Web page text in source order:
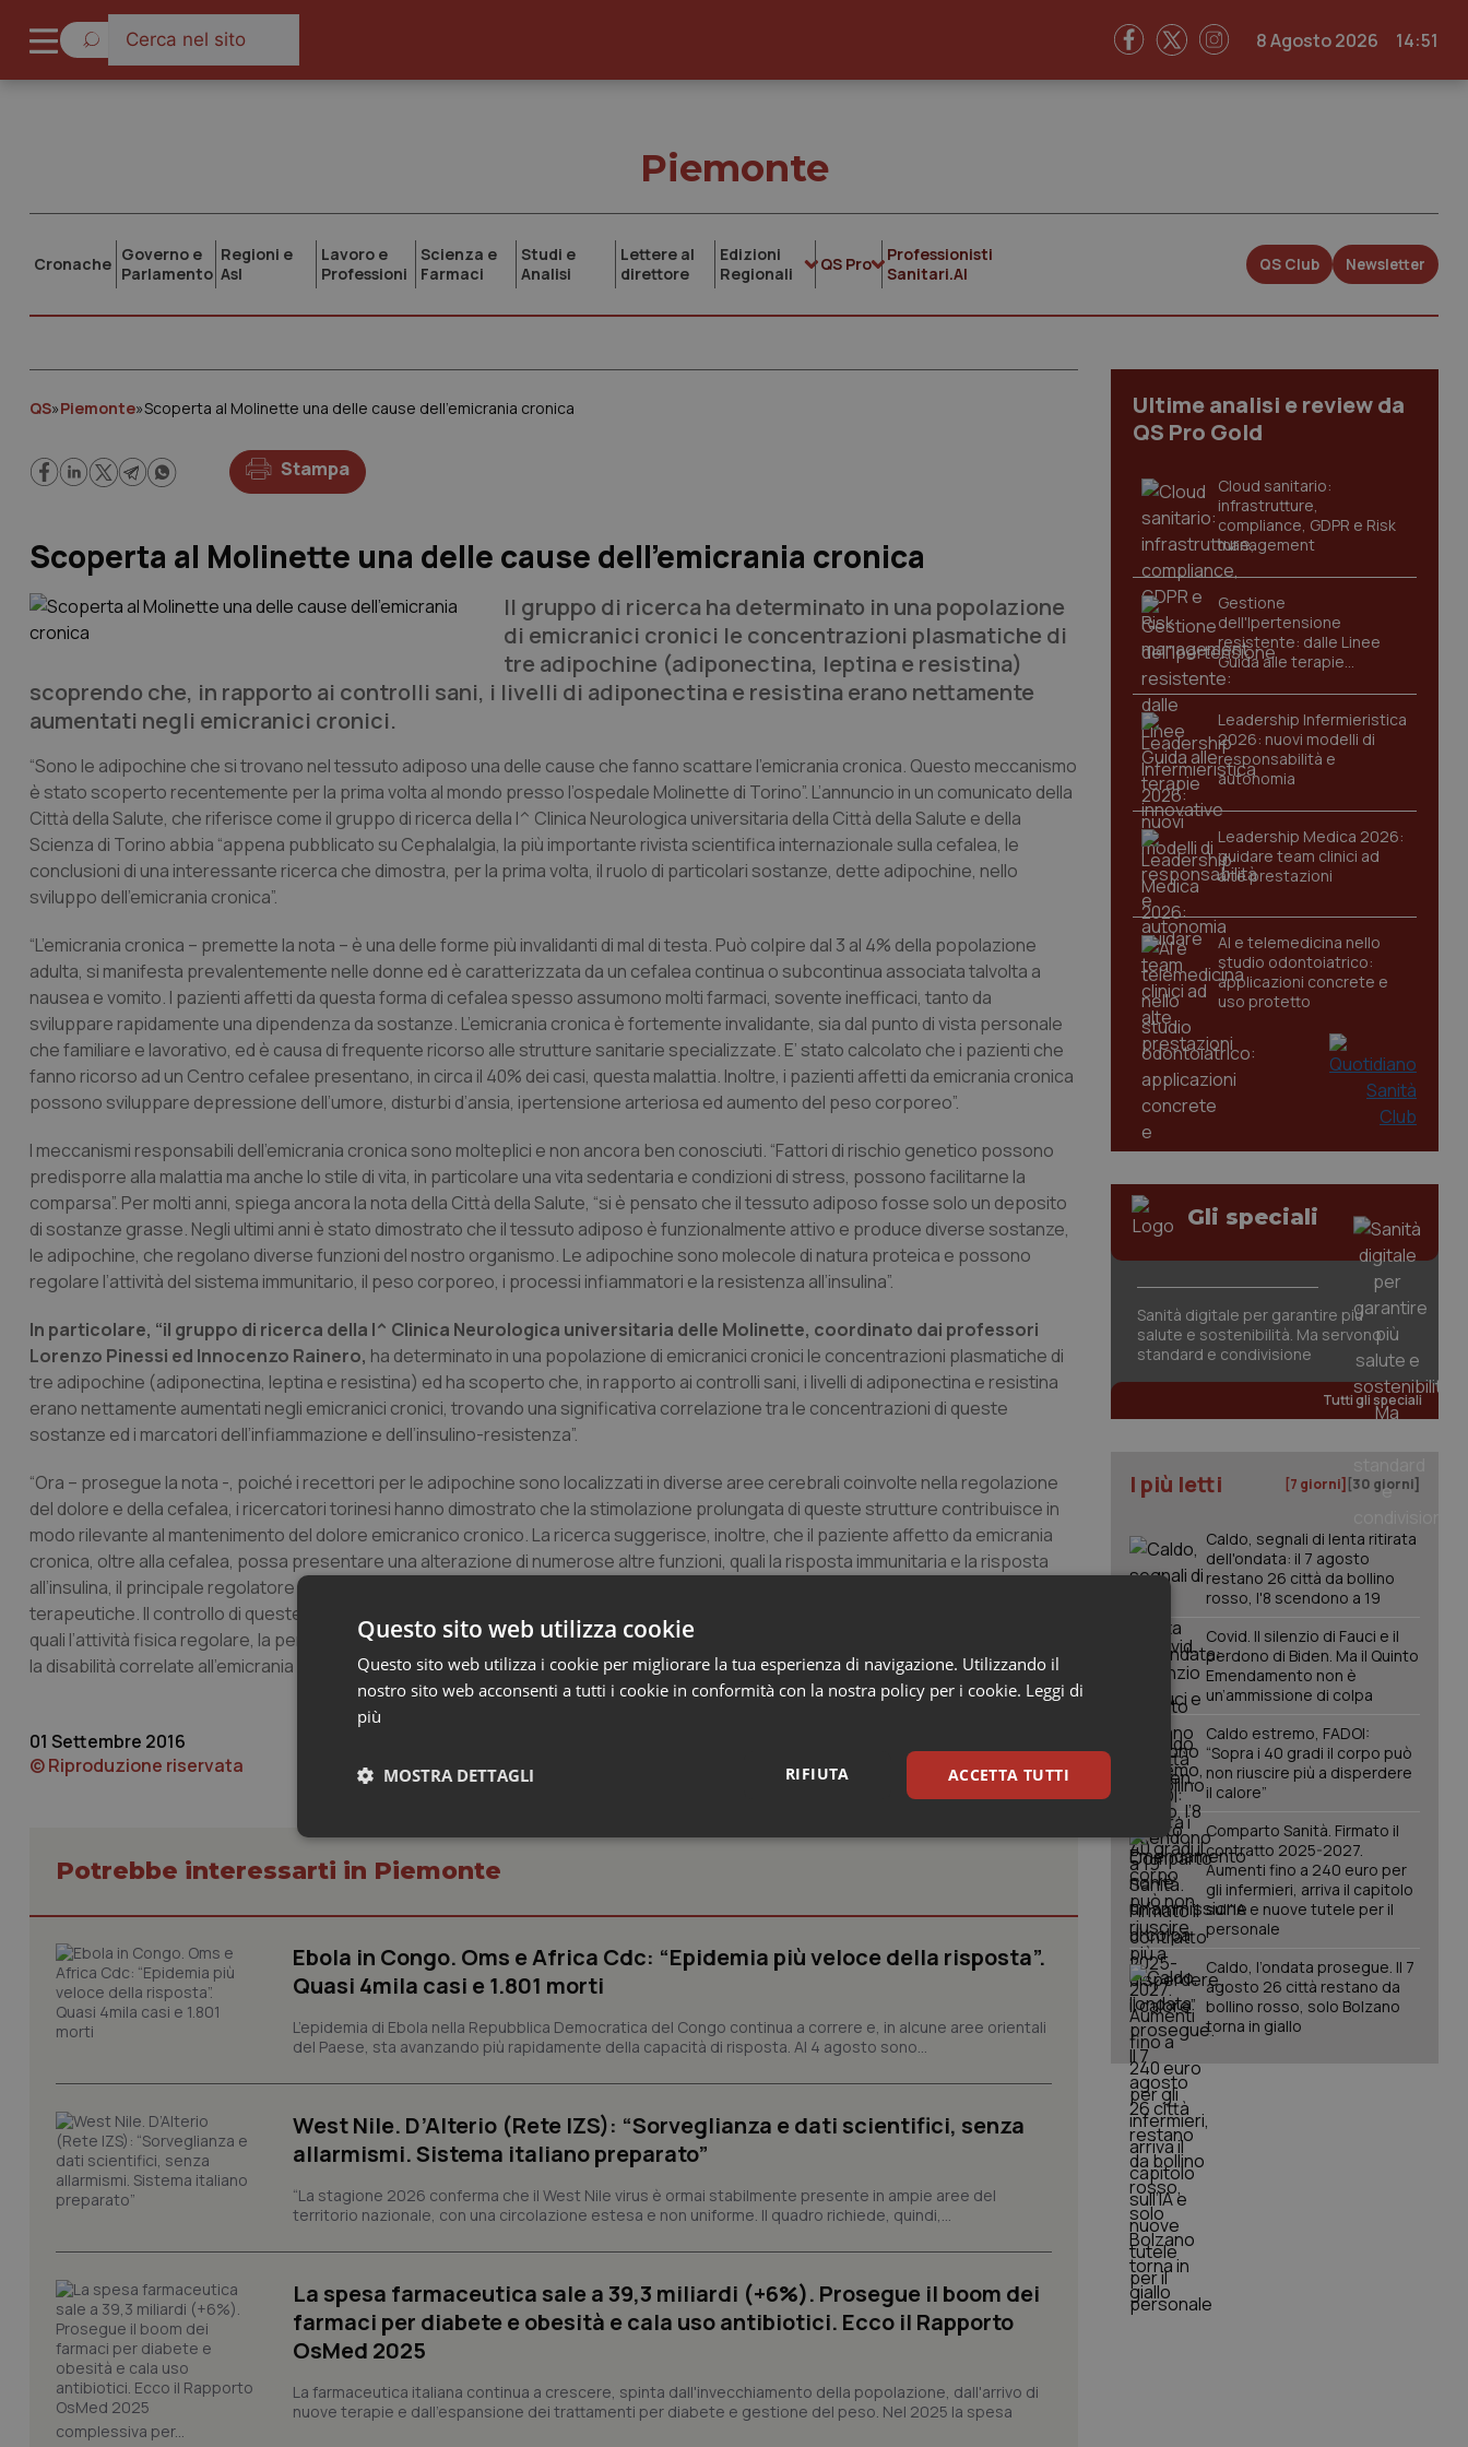
8 Agosto 2026 14:51
Piemonte
Cronache Governo e
Parlamento
Regioni e
Asl
Lavoro e
Professioni
Scienza e
Farmaci
Studi e
Analisi
Lettere al
direttore
Edizioni
Regionali
QS Pro
Professionisti
Sanitari.AI
QS Club Newsletter
QS»Piemonte»Scoperta al Molinette una delle cause dell’emicrania cronica
Stampa
Scoperta al Molinette una delle cause dell’emicrania cronica
Il gruppo di ricerca ha determinato in una popolazione
di emicranici cronici le concentrazioni plasmatiche di
tre adipochine (adiponectina, leptina e resistina)
scoprendo che, in rapporto ai controlli sani, i livelli di adiponectina e resistina erano nettamente
aumentati negli emicranici cronici.
“Sono le adipochine che si trovano nel tessuto adiposo una delle cause che fanno scattare l'emicrania cronica. Questo meccanismo
è stato scoperto recentemente per la prima volta al mondo presso l’ospedale Molinette di Torino”. L’annuncio in un comunicato della
Città della Salute, che riferisce come il gruppo di ricerca della I^ Clinica Neurologica universitaria della Città della Salute e della
Scienza di Torino abbia “appena pubblicato su Cephalalgia, la più importante rivista scientifica internazionale sulla cefalea, le
conclusioni di una interessante ricerca che dimostra, per la prima volta, il ruolo di particolari sostanze, dette adipochine, nello
sviluppo dell’emicrania cronica”.
“L’emicrania cronica – premette la nota – è una delle forme più invalidanti di mal di testa. Può colpire dal 3 al 4% della popolazione
adulta, si manifesta prevalentemente nelle donne ed è caratterizzata da un cefalea continua o subcontinua associata talvolta a
nausea e vomito. I pazienti affetti da questa forma di cefalea spesso assumono molti farmaci, sovente inefficaci, tanto da
sviluppare rapidamente una dipendenza da sostanze. L’emicrania cronica è fortemente invalidante, sia dal punto di vista personale
che familiare e lavorativo, ed è causa di frequente ricorso alle strutture sanitarie specializzate. E’ stato calcolato che i pazienti che
fanno ricorso ad un Centro cefalee presentano, in circa il 40% dei casi, questa malattia. Inoltre, i pazienti affetti da emicrania cronica
possono sviluppare depressione dell’umore, disturbi d’ansia, ipertensione arteriosa ed aumento del peso corporeo”.
I meccanismi responsabili dell’emicrania cronica sono molteplici e non ancora ben conosciuti. “Fattori di rischio genetico possono
predisporre alla malattia ma anche lo stile di vita, in particolare una vita sedentaria e condizioni di stress, possono facilitarne la
comparsa”. Per molti anni, spiega ancora la nota della Città della Salute, “si è pensato che il tessuto adiposo fosse solo un deposito
di sostanze grasse. Negli ultimi anni è stato dimostrato che il tessuto adiposo è funzionalmente attivo e produce diverse sostanze,
le adipochine, che regolano diverse funzioni del nostro organismo. Le adipochine sono molecole di natura proteica e possono
regolare l’attività del sistema immunitario, il peso corporeo, i processi infiammatori e la resistenza all’insulina”.
In particolare, “il gruppo di ricerca della I^ Clinica Neurologica universitaria delle Molinette, coordinato dai professori
Lorenzo Pinessi ed Innocenzo Rainero, ha determinato in una popolazione di emicranici cronici le concentrazioni plasmatiche di
tre adipochine (adiponectina, leptina e resistina) ed ha scoperto che, in rapporto ai controlli sani, i livelli di adiponectina e resistina
erano nettamente aumentati negli emicranici cronici, trovando una significativa correlazione tra le concentrazioni di queste
sostanze ed i marcatori dell’infiammazione e dell’insulino-resistenza”.
“Ora – prosegue la nota -, poiché i recettori per le adipochine sono localizzati in diverse aree cerebrali coinvolte nella regolazione
del dolore e della cefalea, i ricercatori torinesi hanno dimostrato che la stimolazione prolungata di queste strutture contribuisce in
modo rilevante al mantenimento del dolore emicranico cronico. La ricerca suggerisce, inoltre, che il paziente affetto da emicrania
cronica, oltre alla cefalea, possa presentare una alterazione di numerose altre funzioni, quali la risposta immunitaria e la risposta
all’insulina, il principale regolatore del metabolismo del nostro corpo. Ma, soprattutto, apre la strada a nuove strategie
terapeutiche. Il controllo di queste alterazioni metaboliche, sia tramite specifici farmaci che con adeguate norme comportamentali
quali l’attività fisica regolare, la perdita di peso ed il controllo dello stress, possono migliorare in modo significativo il dolore cronico e
la disabilità correlate all’emicrania cronica”.
01 Settembre 2016
© Riproduzione riservata
Potrebbe interessarti in Piemonte
Ebola in Congo. Oms e Africa Cdc: “Epidemia più veloce della risposta”.
Quasi 4mila casi e 1.801 morti
L’epidemia di Ebola nella Repubblica Democratica del Congo continua a correre e, in alcune aree orientali
del Paese, sta avanzando più rapidamente della capacità di risposta. Al 4 agosto sono...
West Nile. D’Alterio (Rete IZS): “Sorveglianza e dati scientifici, senza
allarmismi. Sistema italiano preparato”
“La stagione 2026 conferma che il West Nile virus è ormai stabilmente presente in ampie aree del
territorio nazionale, con una circolazione estesa e non uniforme. Il quadro richiede, quindi,...
La spesa farmaceutica sale a 39,3 miliardi (+6%). Prosegue il boom dei
farmaci per diabete e obesità e cala uso antibiotici. Ecco il Rapporto
OsMed 2025
La farmaceutica italiana continua a crescere, spinta dall'invecchiamento della popolazione, dall'arrivo di
nuove terapie e dall'espansione dei trattamenti per diabete e gestione del peso. Nel 2025 la spesa
complessiva per...
Ultime analisi e review da
QS Pro Gold
Cloud sanitario:
infrastrutture,
compliance, GDPR e Risk
management
Gestione
dell'Ipertensione
resistente: dalle Linee
Guida alle terapie
innovative
Leadership Infermieristica
2026: nuovi modelli di
responsabilità e
autonomia
Leadership Medica 2026:
guidare team clinici ad
alte prestazioni
AI e telemedicina nello
studio odontoiatrico:
applicazioni concrete e
uso protetto
Gli speciali
Sanità digitale per garantire più
salute e sostenibilità. Ma servono
standard e condivisione
Tutti gli speciali
I più letti [7 giorni] [30 giorni]
Caldo, segnali di lenta ritirata
dell'ondata: il 7 agosto
restano 26 città da bollino
rosso, l'8 scendono a 19
Covid. Il silenzio di Fauci e il
perdono di Biden. Ma il Quinto
Emendamento non è
un’ammissione di colpa
Caldo estremo, FADOI:
“Sopra i 40 gradi il corpo può
non riuscire più a disperdere
il calore”
Comparto Sanità. Firmato il
contratto 2025-2027.
Aumenti fino a 240 euro per
gli infermieri, arriva il capitolo
sull'IA e nuove tutele per il
personale
Caldo, l’ondata prosegue. Il 7
agosto 26 città restano da
bollino rosso, solo Bolzano
torna in giallo
Questo sito web utilizza cookie
Questo sito web utilizza i cookie per migliorare la tua esperienza di navigazione. Utilizzando il
nostro sito web acconsenti a tutti i cookie in conformità con la nostra policy per i cookie. Leggi di
più
ACCETTA TUTTI
RIFIUTA
MOSTRA DETTAGLI
Necessari Statistici Marketing
I cookie necessari contribuiscono a rendere fruibile il sito web abilitandone funzionalità di base quali la navigazione sulle pagine
e l'accesso alle aree protette del sito. Il sito web non è in grado di funzionare correttamente senza questi cookie.
Nome
Fornitore/Dominio Scadenza
Descrizione
VISITOR_PRIVACY_METADATA
YouTube
.youtube.com
settimane
Questo cookie viene utilizzato per memorizzare le
scelte di consenso e privacy dell'utente per la loro
preferenze siano onorate nelle sessioni future.
CookieScriptConsent
CookieScript
5 mesi 3
Questo cookie viene utilizzato dal servizio Cookie-
sui cookie dei visitatori. È necessario che il banner
correttamente.
tracking-sites-ironfish-
tracking-enable
www.quotidianosanita.it
4
settimane
Questo cookie è impostato dall'applicazione per
abilitare il sistema di tracking anonimo.
session-id
settimane
2 giorni
assegnare un identificatore generico al visitatore.